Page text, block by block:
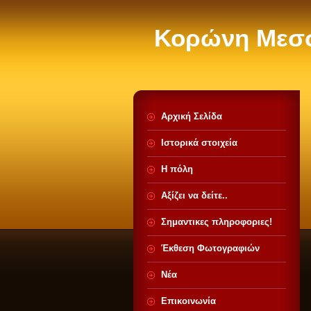
Κορώνη
Αρχική Σελίδα
Ιστορικά στοιχεία
Η πόλη
Αξίζει να δείτε..
Σημαντικες πληροφοριες!
Έκθεση Φωτογραφιών
Νέα
Επικοινωνία